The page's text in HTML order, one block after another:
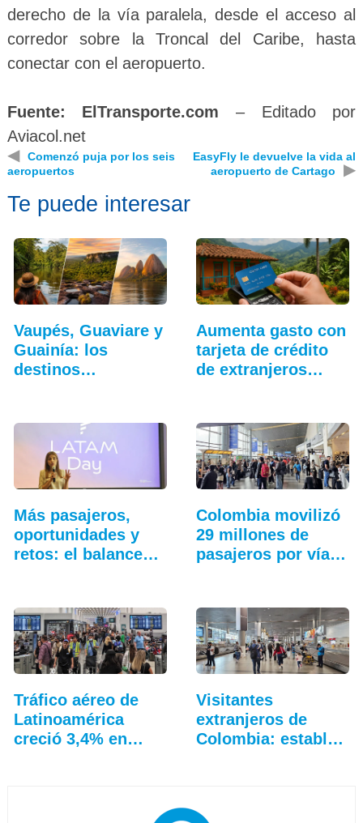
derecho de la vía paralela, desde el acceso al
corredor sobre la Troncal del Caribe, hasta
conectar con el aeropuerto.
Fuente: ElTransporte.com – Editado por
Aviacol.net
◀
Comenzó puja por los seis
aeropuertos
EasyFly le devuelve la vida al
aeropuerto de Cartago
▶
Te puede interesar
Vaupés, Guaviare y
Guainía: los
destinos
Aumenta gasto con
tarjeta de crédito
de extranjeros…
Más pasajeros,
oportunidades y
retos: el balance…
Colombia movilizó
29 millones de
pasajeros por vía…
Tráfico aéreo de
Latinoamérica
creció 3,4% en
Visitantes
extranjeros de
Colombia: estable